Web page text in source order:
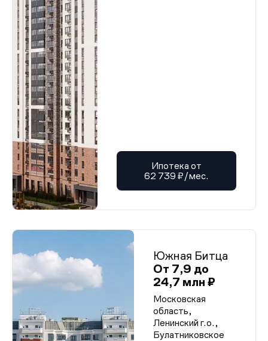
Ипотека от
62 739 ₽/мес.
Южная Битца
От 7,9 до
24,7 млн ₽
Московская
область,
Ленинский г.о.,
Булатниковское